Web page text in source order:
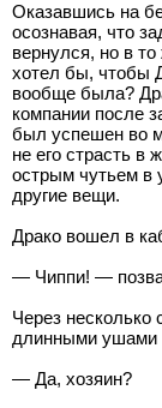
Оказавшись на
осознавая, что
вернулся, но в
хотел бы, чтобы
вообще была?
компании после
был успешен во
не его страсть
острым чутьем в
другие вещи.
Драко вошел в
— Чиппи! —
Через
длинными ушами
— Да, хозяин?